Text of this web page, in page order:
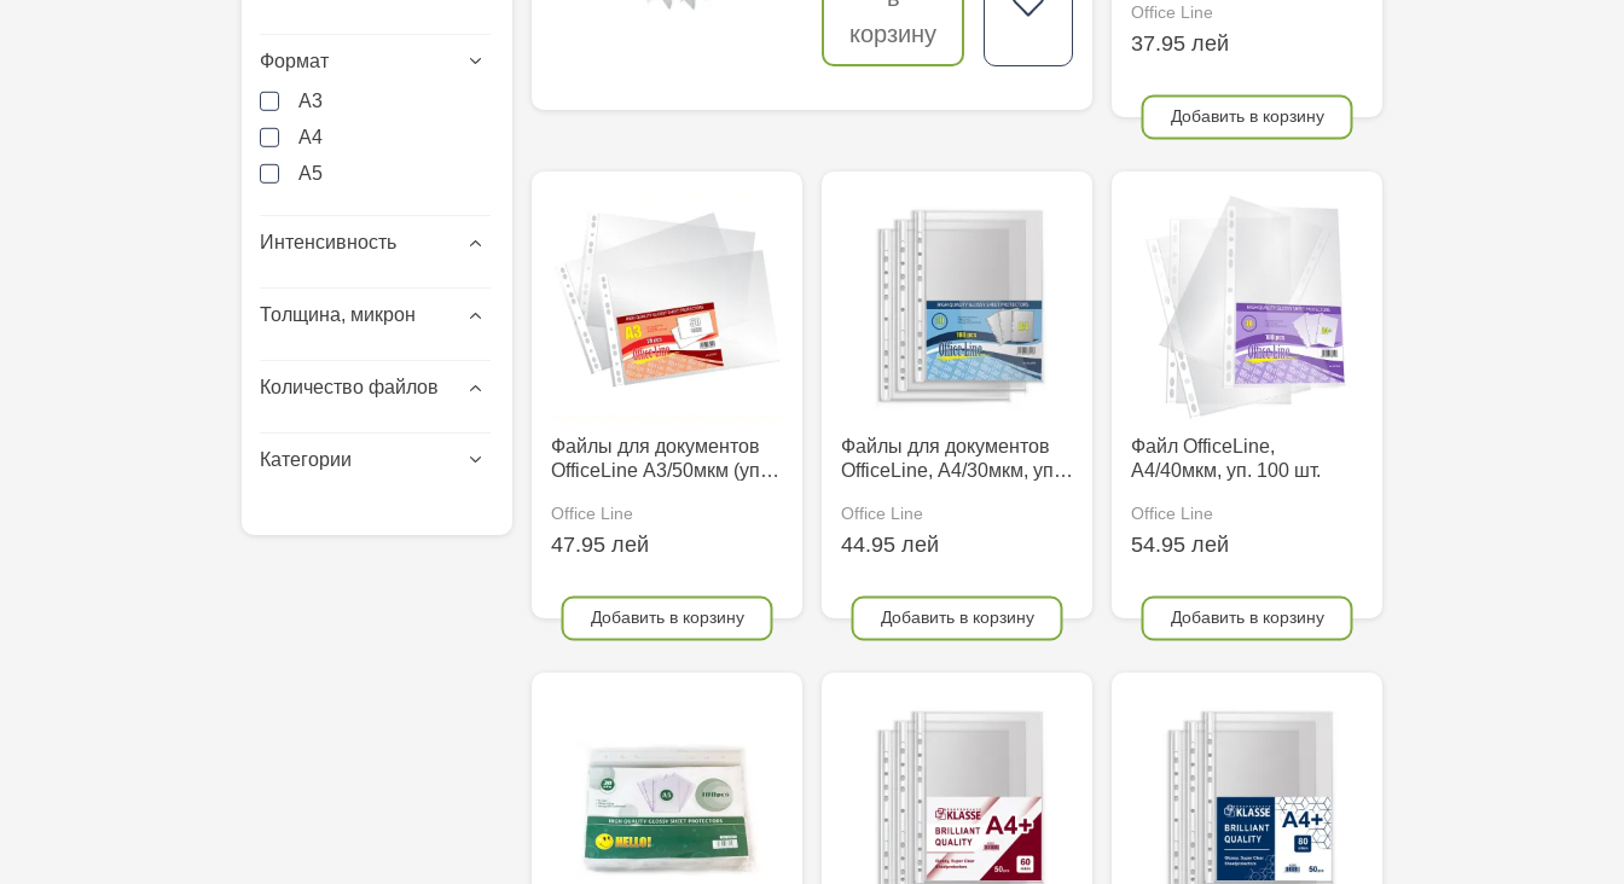
Формат
A3
A4
А5
Интенсивность
Толщина, микрон
Количество файлов
Категории
корзину
Office Line
37.95 лей
Добавить в корзину
Файлы для документов
OfficeLine А3/50мкм (уп…
Office Line
47.95 лей
Добавить в корзину
Файлы для документов
OfficeLine, А4/30мкм, уп…
Office Line
44.95 лей
Добавить в корзину
Файл OfficeLine,
А4/40мкм, уп. 100 шт.
Office Line
54.95 лей
Добавить в корзину